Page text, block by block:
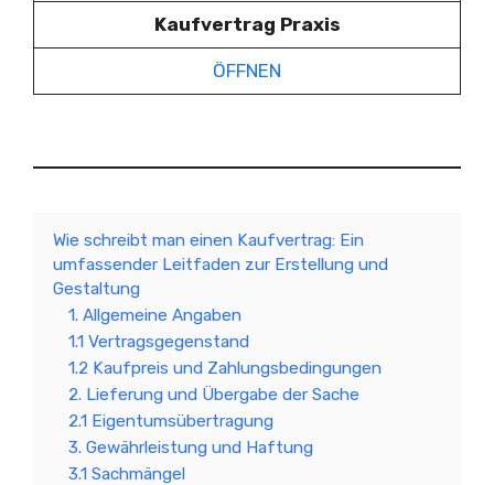
Kaufvertrag Praxis
ÖFFNEN
Wie schreibt man einen Kaufvertrag: Ein
umfassender Leitfaden zur Erstellung und
Gestaltung
1. Allgemeine Angaben
1.1 Vertragsgegenstand
1.2 Kaufpreis und Zahlungsbedingungen
2. Lieferung und Übergabe der Sache
2.1 Eigentumsübertragung
3. Gewährleistung und Haftung
3.1 Sachmängel